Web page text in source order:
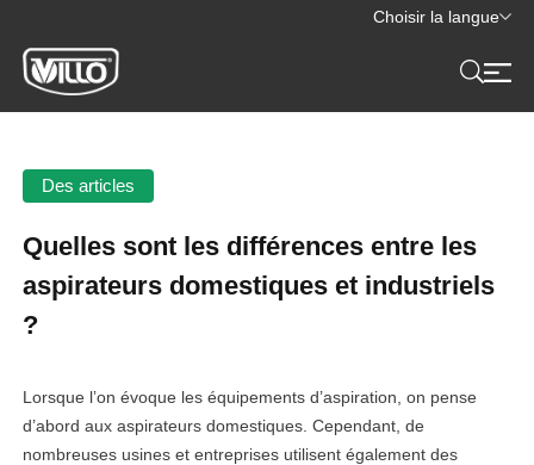
Choisir la langue
Des articles
Quelles sont les différences entre les
aspirateurs domestiques et industriels
?
Lorsque l’on évoque les équipements d’aspiration, on pense
d’abord aux aspirateurs domestiques. Cependant, de
nombreuses usines et entreprises utilisent également des